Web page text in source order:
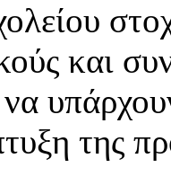
και
της